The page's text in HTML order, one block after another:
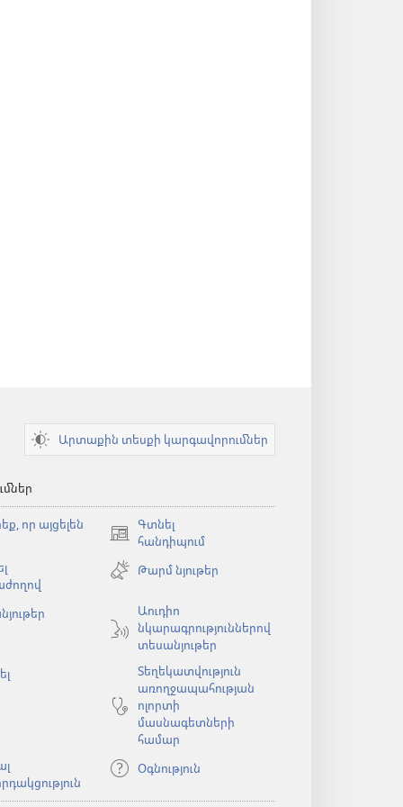
Արտաքին տեսքի կարգավորումներ
որ այցելեն
Գտնել
հանդիպում
(բացվում
նոր
Թարմ նյութեր
Աուդիո
նկարագրություններով
տեսանյութեր
Տեղեկատվություն
առողջապահության
ոլորտի
մասնագետների
համար
Օգնություն